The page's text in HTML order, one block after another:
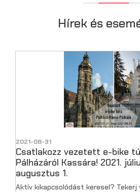
Hírek és
2021-08-31
Csatlakozz vezetett e-bike
Pálházáról Kassára! 2021.
augusztus 1.
Aktív kikapcsolódást keresel?